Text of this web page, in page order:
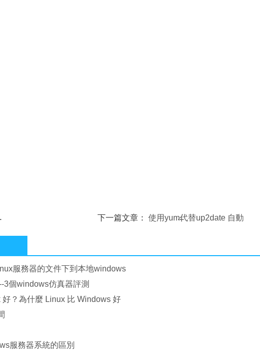
下一篇文章： 使用yum代替up2date 自動
服務器的文件下到本地windows
3個windows仿真器評測
？為什麼 Linux 比 Windows 好
服務器系統的區別